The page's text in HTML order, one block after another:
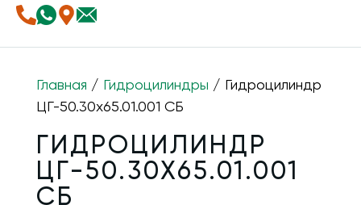
Главная / Гидроцилиндры / Гидроцилиндр
ЦГ-50.30х65.01.001 СБ
ГИДРОЦИЛИНДР
ЦГ-50.30Х65.01.001
СБ